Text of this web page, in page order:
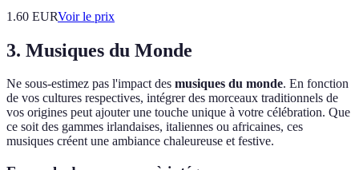
1.60 EURVoir le prix
3. Musiques du Monde
Ne sous-estimez pas l'impact des musiques du monde. En fonction
de vos cultures respectives, intégrer des morceaux traditionnels de
vos origines peut ajouter une touche unique à votre célébration. Que
ce soit des gammes irlandaises, italiennes ou africaines, ces
musiques créent une ambiance chaleureuse et festive.